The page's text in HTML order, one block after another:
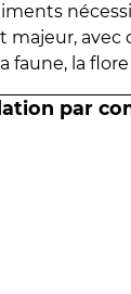
la
par